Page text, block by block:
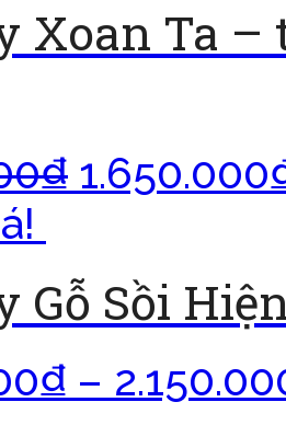
Xoan Ta
₫ 1.650.000
Gỗ Sồi
₫ –